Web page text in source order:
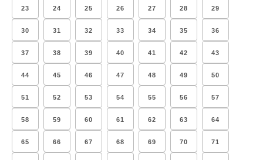
23 24 25 26 27 28 29
30 31 32 33 34 35 36
37 38 39 40 41 42 43
44 45 46 47 48 49 50
51 52 53 54 55 56 57
58 59 60 61 62 63 64
65 66 67 68 69 70 71